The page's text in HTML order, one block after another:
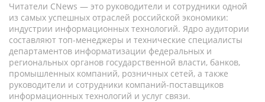
Читатели CNews — это руководители и сотрудники одной
из самых успешных отраслей российской экономики:
индустрии информационных технологий. Ядро аудитории
составляют топ-менеджеры и технические специалисты
департаментов информатизации федеральных и
региональных органов государственной власти, банков,
промышленных компаний, розничных сетей, а также
руководители и сотрудники компаний-поставщиков
информационных технологий и услуг связи.